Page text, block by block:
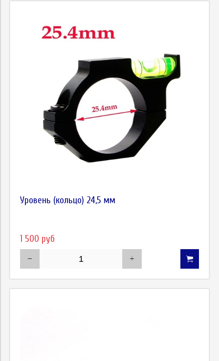
Уровень (кольцо) 24,5 мм
1 500 руб